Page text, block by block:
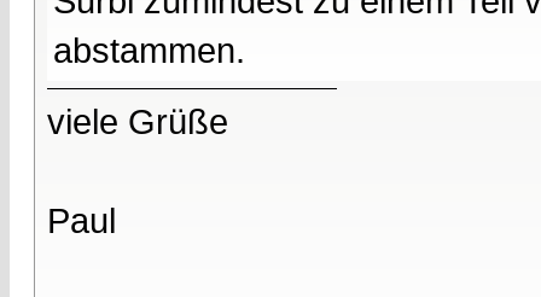
abstammen.
viele Grüße
Paul